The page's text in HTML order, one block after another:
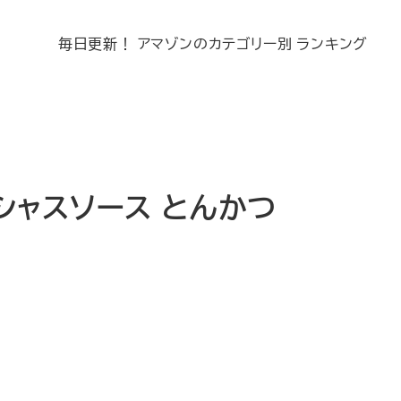
毎日更新！ アマゾンのカテゴリー別 ランキング
ャスソース とんかつ